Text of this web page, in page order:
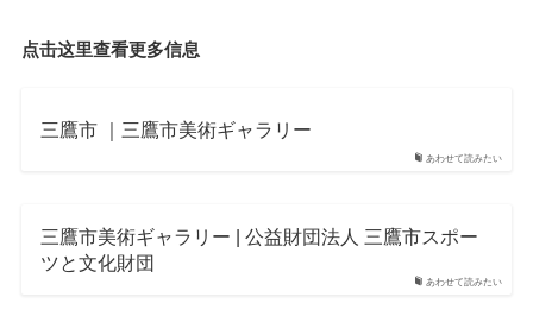
点击这里查看更多信息
あわせて読みたい
三鷹市 ｜三鷹市美術ギャラリー
あわせて読みたい
三鷹市美術ギャラリー | 公益財団法人 三鷹市スポー
ツと文化財団